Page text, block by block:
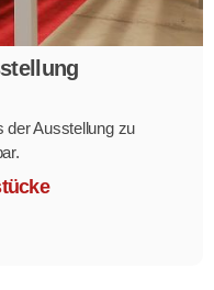
der Ausstellung zu